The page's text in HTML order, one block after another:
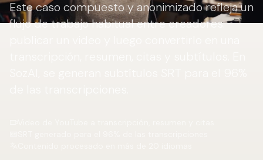
Este caso compuesto y anonimizado refleja un
flujo de trabajo habitual entre creadores: